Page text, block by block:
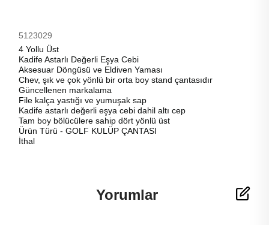
5123029
4 Yollu Üst
Kadife Astarlı Değerli Eşya Cebi
Aksesuar Döngüsü ve Eldiven Yaması
Chev, şık ve çok yönlü bir orta boy stand çantasıdır
Güncellenen markalama
File kalça yastığı ve yumuşak sap
Kadife astarlı değerli eşya cebi dahil altı cep
Tam boy bölücülere sahip dört yönlü üst
Ürün Türü - GOLF KULÜP ÇANTASI
İthal
Yorumlar